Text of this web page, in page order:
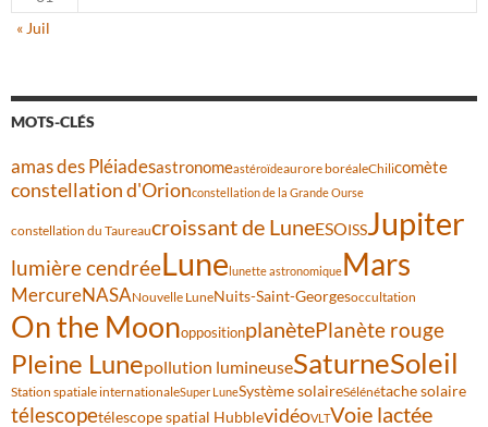
« Juil
MOTS-CLÉS
amas des Pléiadesastronomeastéroïdeaurore boréaleChilicomète
constellation d'Orionconstellation de la Grande Ourse
constellation du Taureaucroissant de LuneESOISSJupiter
lumière cendréeLunelunette astronomiqueMars
MercureNASANouvelle LuneNuits-Saint-Georgesoccultation
On the MoonoppositionplanètePlanète rouge
Pleine Lunepollution lumineuseSaturneSoleil
Station spatiale internationaleSuper LuneSystème solaireSélénétache solaire
télescopetélescope spatial HubblevidéoVLTVoie lactée